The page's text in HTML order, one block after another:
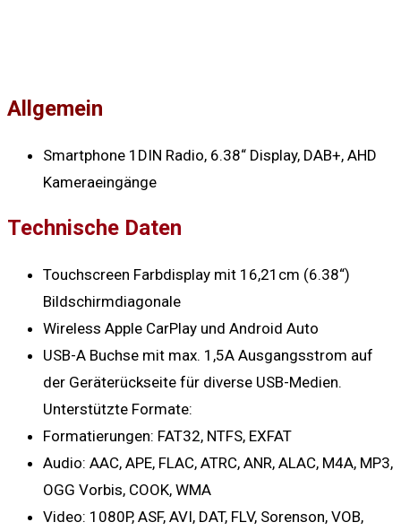
Allgemein
Smartphone 1DIN Radio, 6.38“ Display, DAB+, AHD
Kameraeingänge
Technische Daten
Touchscreen Farbdisplay mit 16,21cm (6.38“)
Bildschirmdiagonale
Wireless Apple CarPlay und Android Auto
USB-A Buchse mit max. 1,5A Ausgangsstrom auf
der Geräterückseite für diverse USB-Medien.
Unterstützte Formate:
Formatierungen: FAT32, NTFS, EXFAT
Audio: AAC, APE, FLAC, ATRC, ANR, ALAC, M4A, MP3,
OGG Vorbis, COOK, WMA
Video: 1080P, ASF, AVI, DAT, FLV, Sorenson, VOB,